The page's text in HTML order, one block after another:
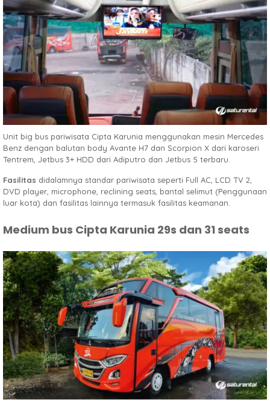
Unit big bus pariwisata Cipta Karunia menggunakan mesin Mercedes
Benz dengan balutan body Avante H7 dan Scorpion X dari karoseri
Tentrem, Jetbus 3+ HDD dari Adiputro dan Jetbus 5 terbaru.
Fasilitas didalamnya standar pariwisata seperti Full AC, LCD TV 2,
DVD player, microphone, reclining seats, bantal selimut (Penggunaan
luar kota) dan fasilitas lainnya termasuk fasilitas keamanan.
Medium bus Cipta Karunia 29s dan 31 seats